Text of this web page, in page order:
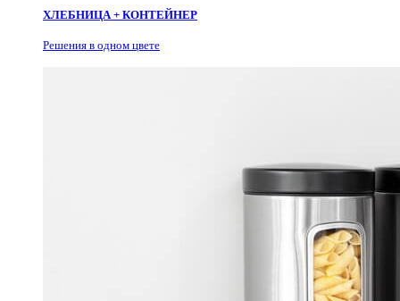
ХЛЕБНИЦА + КОНТЕЙНЕР
Решения в одном цвете